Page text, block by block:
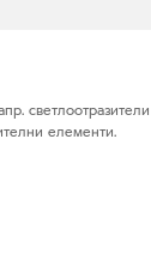
елементи.